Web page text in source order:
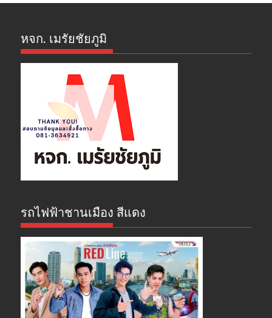
หจก. เมรัยชัยภูมิ
รถไฟฟ้าชานเมือง สีแดง